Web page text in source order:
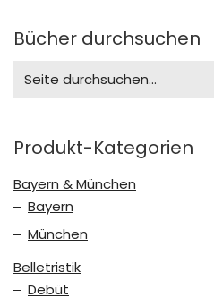
Bücher durchsuchen
for:
Produkt-Kategorien
Bayern & München
Bayern
München
Belletristik
Debüt